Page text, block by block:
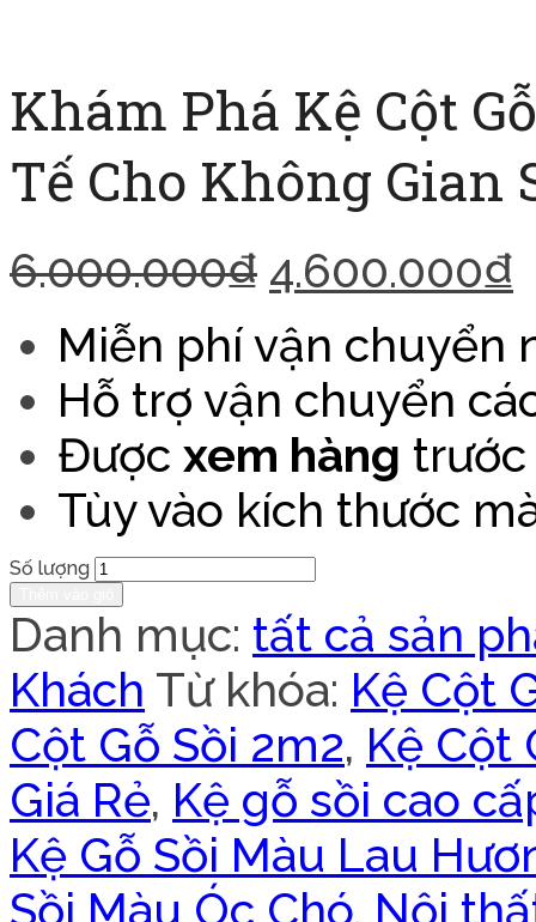
Khám Phá Kệ Cột
Tế Cho Không Gian
6.000.000₫ 4.600.000₫
Miễn phí vận chuyển
Hỗ trợ vận chuyển
Được xem hàng trước
Tùy vào kích thước
Số lượng
Danh mục: tất cả sản
Khách Từ khóa: Kệ Cột
Cột Gỗ Sồi 2m2, Kệ Cột
Giá Rẻ, Kệ gỗ sồi cao
Kệ Gỗ Sồi Màu Lau
Sồi Màu Óc Chó, Nội